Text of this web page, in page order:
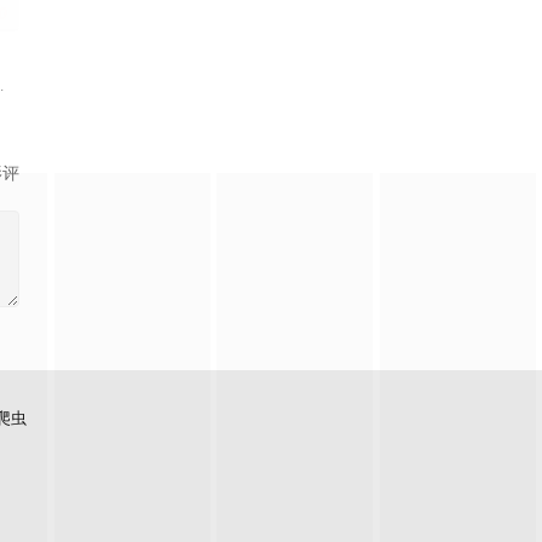
哥（王鹤棣 饰）不
角色互动，沉浸在前所未有的感官体验中。随着她不断深入这场线
偶父亲杰伊带着女儿躲进百货商店避难，却发现这里并非安全区。幸存者
⼀名“平凡”的中学教师格雷斯（瑞恩·⾼斯林 饰）背负全人类的希望，踏
评
虫